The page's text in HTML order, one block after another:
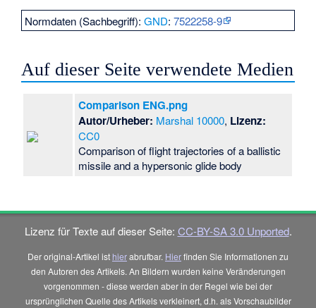
Normdaten (Sachbegriff):GND:7522258-9
Auf dieser Seite verwendete Medien
Comparison ENG.png
Autor/Urheber: Marshal 10000, Lizenz:
CC0
Comparison of flight trajectories of a ballistic
missile and a hypersonic glide body
Lizenz für Texte auf dieser Seite: CC-BY-SA 3.0 Unported.
Der original-Artikel ist hierabrufbar. Hierfinden Sie Informationen zu
den Autoren des Artikels. An Bildern wurden keine Veränderungen
vorgenommen - diese werden aber in der Regel wie bei der
ursprünglichen Quelle des Artikels verkleinert, d.h. als Vorschaubilder